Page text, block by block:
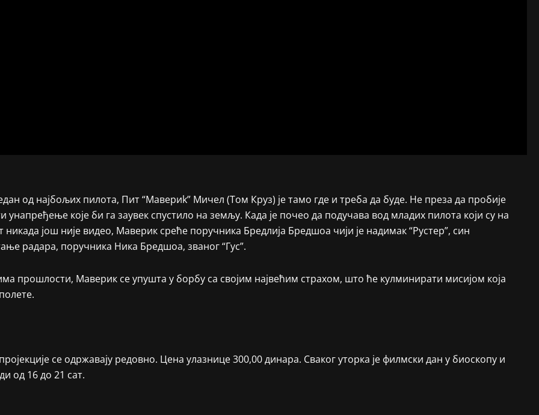
од најбољих пилота, Пит “Мавериk” Мичел (Том Круз) је тамо где и треба да буде. Не преза да пробије
унапређење које би га заувек спустило на земљу. Када је почео да подучава вод младих пилота који су на
још није видео, Маверик среће поручника Бредлија Бредшоа чији је надимак “Рустер”, син
радара, поручника Ника Бредшоа, званог “Гус”.
прошлости, Маверик се упушта у борбу са својим највећим страхом, што ће кулминирати мисијом која
се одржавају редовно. Цена улазнице 300,00 динара. Сваког уторка је филмски дан у биоскопу и
од 16 до 21 сат.